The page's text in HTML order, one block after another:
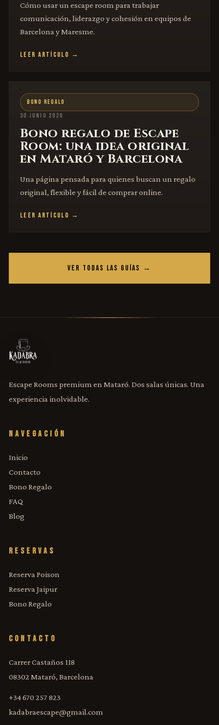
Cómo usar un escape room para trabajar
comunicación, liderazgo y cohesión en equipos de
Barcelona y Maresme.
LEER ARTÍCULO →
BONO REGALO
30 JUNIO 2026
Bono regalo de Escape
Room: una idea original
en Mataró y Barcelona
Una página pensada para quienes buscan un regalo
original, flexible y fácil de comprar online.
LEER ARTÍCULO →
VER TODAS LAS GUÍAS →
Escape Rooms premium en Mataró. Dos salas únicas. Una
experiencia inolvidable.
NAVEGACIÓN
Inicio
Contacto
Bono Regalo
FAQ
Blog
RESERVAS
Reserva Poison
Reserva Jaipur
Bono Regalo
CONTACTO
Carrer Castaños 118
08302 Mataró, Barcelona
+34 670 257 823
kadabraescape@gmail.com